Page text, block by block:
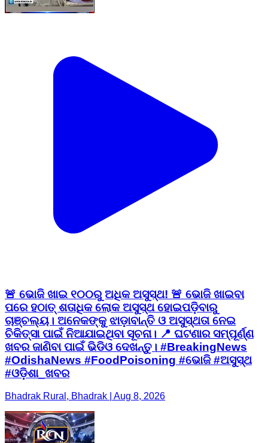
🚨 ଭୋଜି ଖାଇ ୧୦୦ରୁ ଅଧିକ ଅସୁସ୍ଥ! 🚨 ଭୋଜି ଖାଇବା
ପରେ ହଠାତ୍ ଶତାଧିକ ଲୋକ ଅସୁସ୍ଥ ହୋଇପଡ଼ିବାରୁ
ଚାଞ୍ଚଲ୍ୟ। ଅନେକଙ୍କୁ ଝାଡ଼ାବାନ୍ତି ଓ ଅସୁସ୍ଥତା ନେଇ
ଚିକିତ୍ସା ପାଇଁ ନିଆଯାଇଥିବା ସୂଚନା। 📍 ଘଟଣାର ସମ୍ପୂର୍ଣ୍ଣ
ଖବର ଜାଣିବା ପାଇଁ ଭିଡିଓ ଦେଖନ୍ତୁ। #BreakingNews
#OdishaNews #FoodPoisoning #ଭୋଜି #ଅସୁସ୍ଥ
#ଓଡ଼ିଶା_ଖବର
Bhadrak Rural, Bhadrak | Aug 8, 2026